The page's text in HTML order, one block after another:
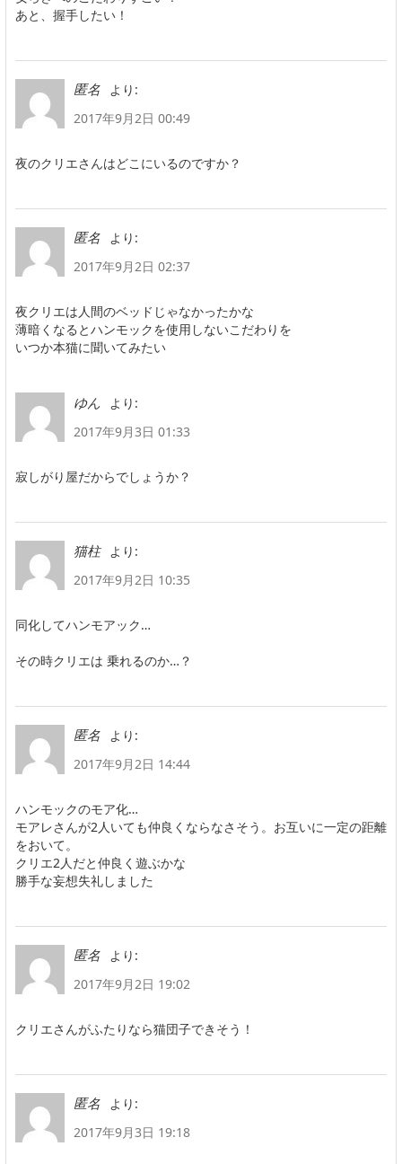
あと、握手したい！
匿名
より:
2017年9月2日 00:49
夜のクリエさんはどこにいるのですか？
匿名
より:
2017年9月2日 02:37
夜クリエは人間のベッドじゃなかったかな
薄暗くなるとハンモックを使用しないこだわりを
いつか本猫に聞いてみたい
ゆん
より:
2017年9月3日 01:33
寂しがり屋だからでしょうか？
猫柱
より:
2017年9月2日 10:35
同化してハンモアック…
その時クリエは 乗れるのか…？
匿名
より:
2017年9月2日 14:44
ハンモックのモア化…
モアレさんが2人いても仲良くならなさそう。お互いに一定の距離
をおいて。
クリエ2人だと仲良く遊ぶかな
勝手な妄想失礼しました
匿名
より:
2017年9月2日 19:02
クリエさんがふたりなら猫団子できそう！
匿名
より:
2017年9月3日 19:18